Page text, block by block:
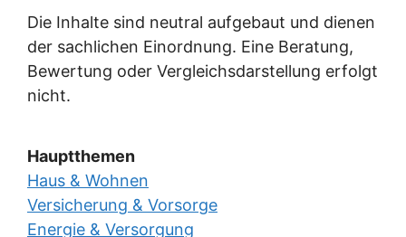
Die Inhalte sind neutral aufgebaut und dienen
der sachlichen Einordnung. Eine Beratung,
Bewertung oder Vergleichsdarstellung erfolgt
nicht.
Hauptthemen
Haus & Wohnen
Versicherung & Vorsorge
Energie & Versorgung